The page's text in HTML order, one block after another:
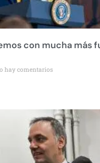
con mucha más
hay comentarios